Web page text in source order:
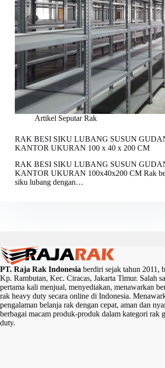
Artikel Seputar Rak
RAK BESI SIKU LUBANG SUSUN
KANTOR UKURAN 100 x 40 x 200 CM
RAK BESI SIKU LUBANG SUSUN
KANTOR UKURAN 100x40x200 CM Rak
siku lubang dengan…
PT. Raja Rak Indonesia berdiri sejak tahun 2011,
Kp. Rambutan, Kec. Ciracas, Jakarta Timur. Salah
pertama kali menjual, menyediakan, menawarkan
rak heavy duty secara online di Indonesia.
pengalaman belanja rak dengan cepat, aman dan
berbagai macam produk-produk dalam kategori rak
duty.